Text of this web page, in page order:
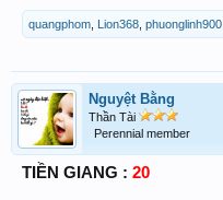
quangphom Lion368 phuonglinh900
Nguyệt Bằng
Thần Tài
Perennial member
TIỀN GIANG : 20